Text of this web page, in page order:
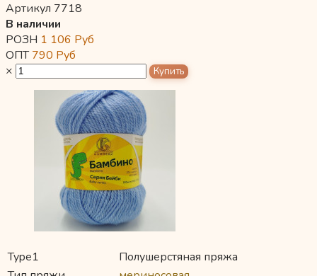
Артикул 7718
В наличии
РОЗН 1 106 Руб
ОПТ790 Руб
×
Type1
Полушерстяная пряжа